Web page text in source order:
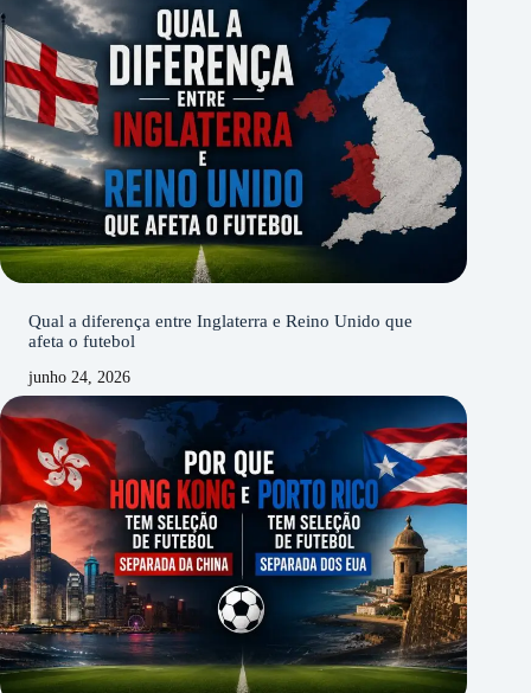
Qual a diferença entre Inglaterra e Reino Unido que
afeta o futebol
junho 24, 2026